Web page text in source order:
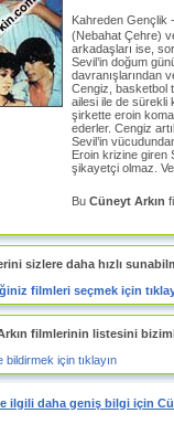
Kahreden Gençlik
(Nebahat Çehre)
arkadaşları ise,
Sevil’in doğum
davranışlarından
Cengiz, basketbol
ailesi ile de sürekli
şirkette eroin
ederler. Cengiz
Sevil’in
Eroin krizine giren
şikayetçi olmaz.
Bu Cüneyt Arkın
sizlere daha hızlı
filmleri seçmek için
filmlerinin listesini
bildirmek için tıklayın
ilgili daha geniş bilgi için